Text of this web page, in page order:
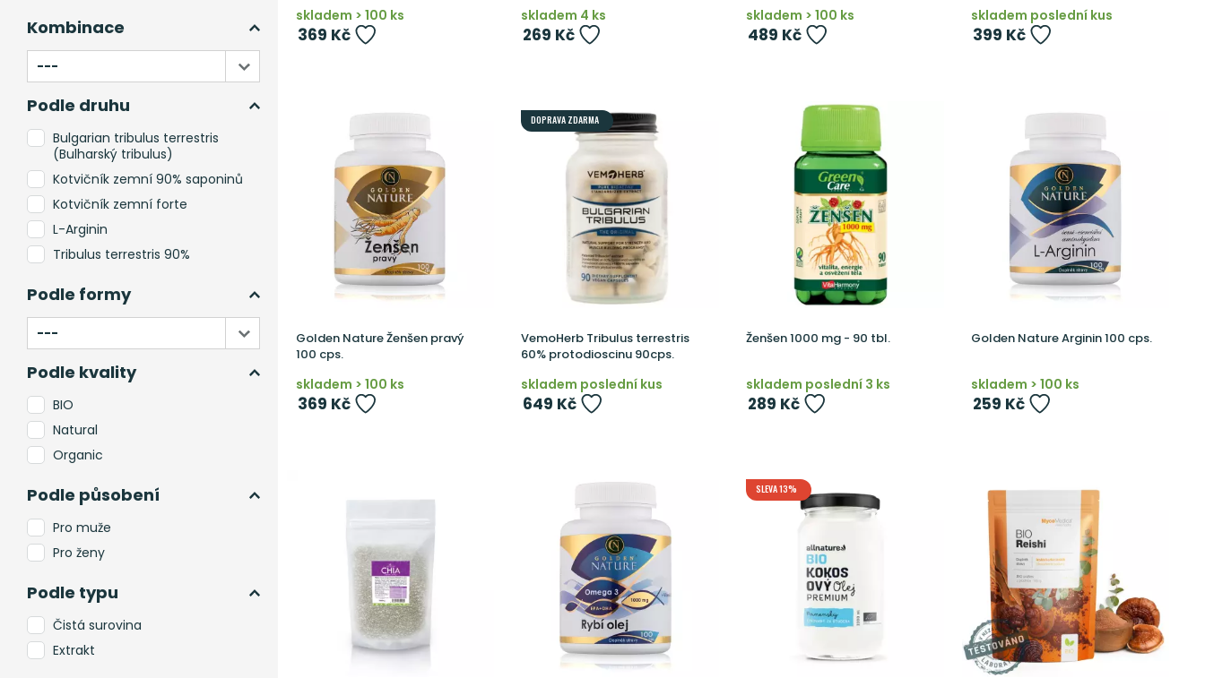
skladem > 100 ks
369 Kč
skladem 4 ks
269 Kč
skladem > 100 ks
489 Kč
skladem poslední kus
399 Kč
Golden Nature Ženšen pravý
100 cps.
skladem > 100 ks
369 Kč
DOPRAVA ZDARMA
VemoHerb Tribulus terrestris
60% protodioscinu 90cps.
skladem poslední kus
649 Kč
Ženšen 1000 mg - 90 tbl.
skladem poslední 3 ks
289 Kč
Golden Nature Arginin 100 cps.
skladem > 100 ks
259 Kč
SLEVA 13%
NATIOS
Nordbo
NOW Foods
Nutrisslim
PuraviaLabs
Revix
VemoHerb
Vitaharmony
Kombinace
Podle druhu
Bulgarian tribulus terrestris
(Bulharský tribulus)
Kotvičník zemní 90% saponinů
Kotvičník zemní forte
L-Arginin
Tribulus terrestris 90%
Podle formy
Podle kvality
BIO
Natural
Organic
Podle působení
Pro muže
Pro ženy
Podle typu
Čistá surovina
Extrakt